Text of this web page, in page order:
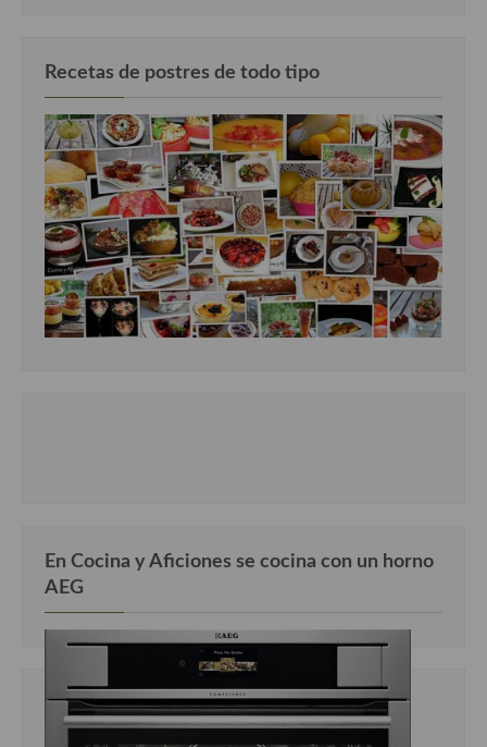
Recetas de postres de todo tipo
En Cocina y Aficiones se cocina con un horno
AEG